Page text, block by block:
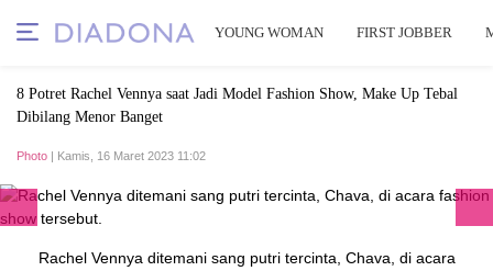
YOUNG WOMAN FIRST JOBBER
8 Potret Rachel Vennya saat Jadi Model Fashion Show, Make Up Tebal
Dibilang Menor Banget
Photo | Kamis, 16 Maret 2023 11:02
Rachel Vennya ditemani sang putri tercinta, Chava, di acara